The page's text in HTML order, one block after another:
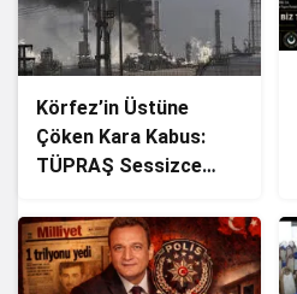
Körfez’in Üstüne
Çöken Kara Kabus:
TÜPRAŞ Sessizce